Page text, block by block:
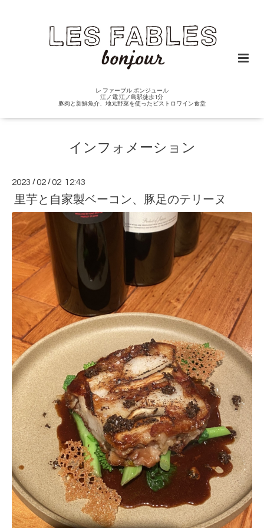
レ ファーブル ボンジュール
江ノ電 江ノ島駅徒歩1分
豚肉と新鮮魚介、地元野菜を使ったビストロワイン食堂
インフォメーション
2023 /02 /02 12:43
里芋と自家製ベーコン、豚足のテリーヌ